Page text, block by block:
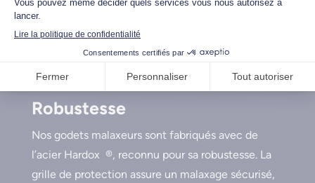
boulonnables sont conçues sur mesure pour
correspondre à votre engin.
Robustesse
Nos godets malaxeurs sont fabriqués avec de
l’acier Hardox ®, reconnu pour sa robustesse. La
grille de protection assure un malaxage sécurisé,